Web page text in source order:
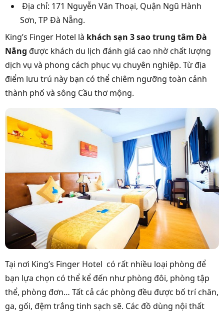
Địa chỉ: 171 Nguyễn Văn Thoại, Quận Ngũ Hành
Sơn, TP Đà Nẵng.
King’s Finger Hotel là khách sạn 3 sao trung tâm Đà
Nẵng được khách du lịch đánh giá cao nhờ chất lượng
dịch vụ và phong cách phục vụ chuyên nghiệp. Từ địa
điểm lưu trú này bạn có thể chiêm ngưỡng toàn cảnh
thành phố và sông Cầu thơ mộng.
Tại nơi King’s Finger Hotel có rất nhiều loại phòng để
bạn lựa chọn có thể kể đến như phòng đôi, phòng tập
thể, phòng đơn… Tất cả các phòng đều được bố trí chăn,
ga, gối, đệm trắng tinh sạch sẽ. Các đồ dùng nội thất